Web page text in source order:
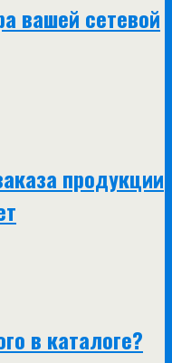
вашей сетевой
продукции
в каталоге?